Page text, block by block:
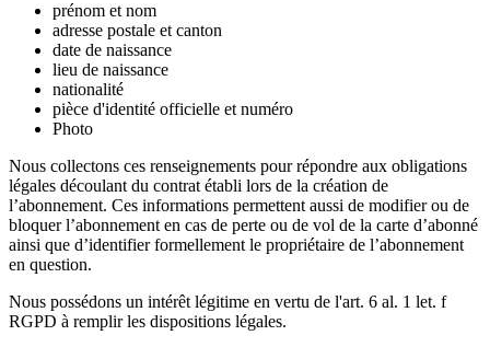
prénom et nom
adresse postale et canton
date de naissance
lieu de naissance
nationalité
pièce d'identité officielle et numéro
Photo
Nous collectons ces renseignements pour répondre aux obligations
légales découlant du contrat établi lors de la création de
l’abonnement. Ces informations permettent aussi de modifier ou de
bloquer l’abonnement en cas de perte ou de vol de la carte d’abonné
ainsi que d’identifier formellement le propriétaire de l’abonnement
en question.
Nous possédons un intérêt légitime en vertu de l'art. 6 al. 1 let. f
RGPD à remplir les dispositions légales.